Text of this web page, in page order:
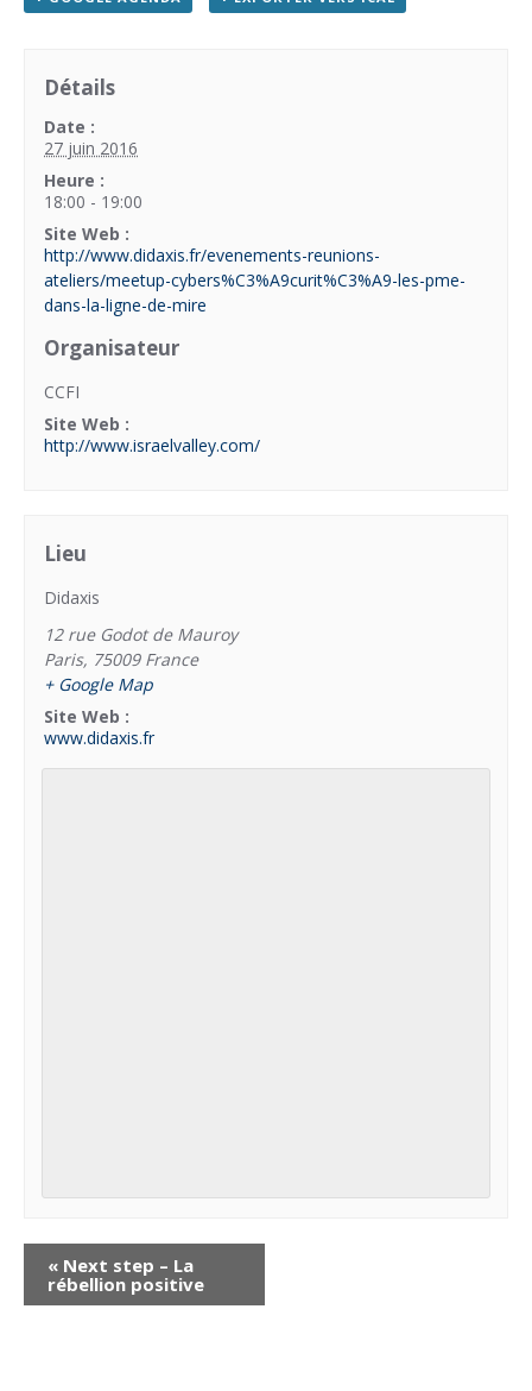
Détails
Date :
27 juin 2016
Heure :
18:00 - 19:00
Site Web :
http://www.didaxis.fr/evenements-reunions-
ateliers/meetup-cybers%C3%A9curit%C3%A9-les-pme-
dans-la-ligne-de-mire
Organisateur
CCFI
Site Web :
http://www.israelvalley.com/
Lieu
Didaxis
12 rue Godot de Mauroy
Paris, 75009 France
+ Google Map
Site Web :
www.didaxis.fr
« Next step – La
rébellion positive